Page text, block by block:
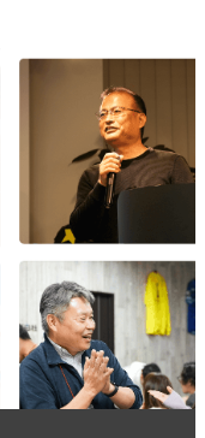
催日程）
ンによる開催
本サービスの
プ利用規約、
当社のウェブ
ントの開催
併せて、以
）を遵守しな
。